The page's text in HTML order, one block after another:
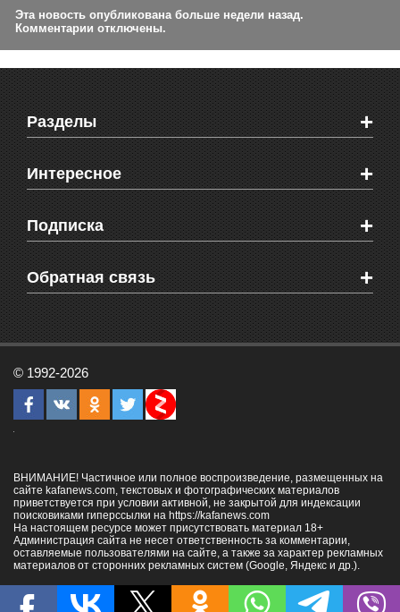
Эта новость опубликована больше недели назад.
Комментарии отключены.
Разделы +
Новости Феодосии
Новости Крыма
Мировые новости
Объявления
Здоровье
СМС мнения читателей
Интересное +
Видео о Феодосии
Веб-камеры Феодосии
Блоги феодосийцев
Школы Феодосии
Подписка +
Печатная версия газеты "Кафа"
RSS
Обратная связь +
Рекламодателям
Контактная информация
© 1992-2026
ВНИМАНИЕ! Частичное или полное воспроизведение, размещенных на
сайте kafanews.com, текстовых и фотографических материалов
приветствуется при условии активной, не закрытой для индексации
поисковиками гиперссылки на https://kafanews.com
На настоящем ресурсе может присутствовать материал 18+
Администрация сайта не несет ответственность за комментарии,
оставляемые пользователями на сайте, а также за характер рекламных
материалов от сторонних рекламных систем (Google, Яндекс и др.).